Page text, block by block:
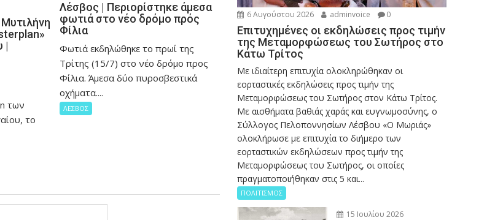
|
των
το
Λέσβος | Περιορίστηκε άμεσα
φωτιά στο νέο δρόμο πρός
Φίλια
Φωτιά εκδηλώθηκε το πρωί της
Τρίτης (15/7) στο νέο δρόμο προς
Φίλια. Άμεσα δύο πυροσβεστικά
οχήματα....
ΛΕΣΒΟΣ
6 Αυγούστου 2026 adminvoice 0
Επιτυχημένες οι εκδηλώσεις προς τιμήν
της Μεταμορφώσεως του Σωτήρος στο
Κάτω Τρίτος
Με ιδιαίτερη επιτυχία ολοκληρώθηκαν οι
εορταστικές εκδηλώσεις προς τιμήν της
Μεταμορφώσεως του Σωτήρος στον Κάτω Τρίτος.
Με αισθήματα βαθιάς χαράς και ευγνωμοσύνης, ο
Σύλλογος Πελοποννησίων Λέσβου «Ο Μωριάς»
ολοκλήρωσε με επιτυχία το διήμερο των
εορταστικών εκδηλώσεων προς τιμήν της
Μεταμορφώσεως του Σωτήρος, οι οποίες
πραγματοποιήθηκαν στις 5 και...
ΠΟΛΙΤΙΣΜΟΣ
15 Ιουλίου 2026